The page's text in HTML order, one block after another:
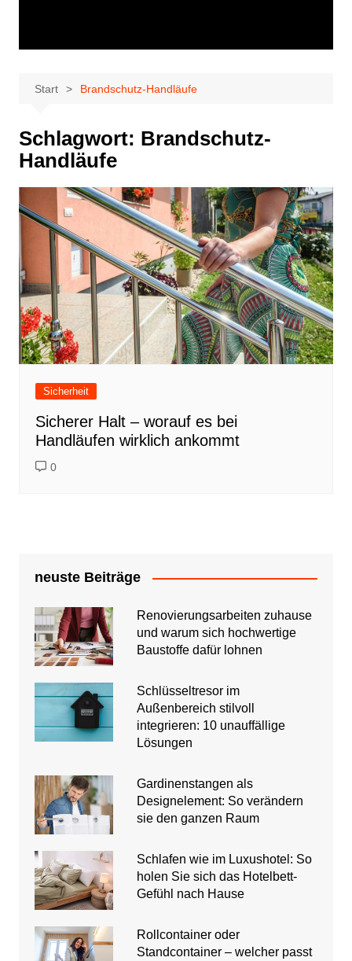
Start Brandschutz-Handläufe
Schlagwort: Brandschutz-
Handläufe
Sicherheit
Sicherer Halt – worauf es bei
Handläufen wirklich ankommt
0
neuste Beiträge
Renovierungsarbeiten zuhause
und warum sich hochwertige
Baustoffe dafür lohnen
Schlüsseltresor im
Außenbereich stilvoll
integrieren: 10 unauffällige
Lösungen
Gardinenstangen als
Designelement: So verändern
sie den ganzen Raum
Schlafen wie im Luxushotel: So
holen Sie sich das Hotelbett-
Gefühl nach Hause
Rollcontainer oder
Standcontainer – welcher passt